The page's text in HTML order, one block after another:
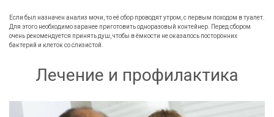
Если был назначен анализ мочи, то её сбор проводят утром, с первым походом в туалет.
Для этого необходимо заранее приготовить одноразовый контейнер. Перед сбором
очень рекомендуется принять душ, чтобы в ёмкости не оказалось посторонних
бактерий и клеток со слизистой.
Лечение и профилактика